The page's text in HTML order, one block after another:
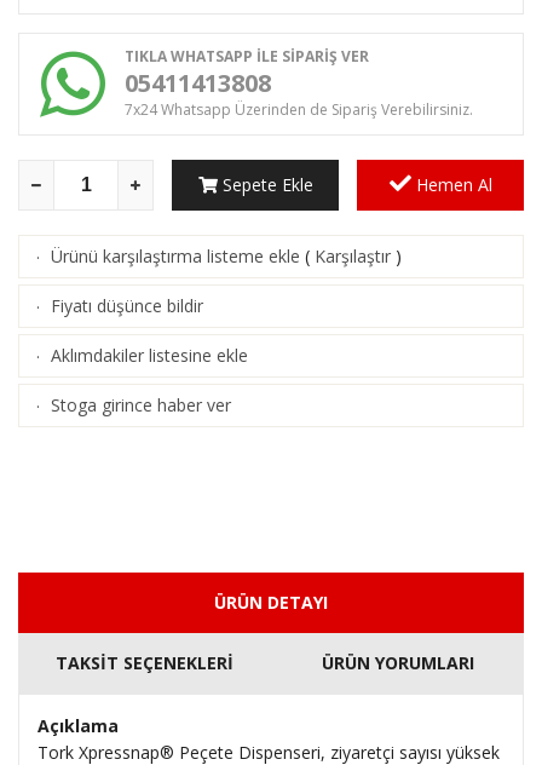
TIKLA WHATSAPP İLE SİPARİŞ VER
05411413808
7x24 Whatsapp Üzerinden de Sipariş Verebilirsiniz.
Sepete Ekle Hemen Al
· Ürünü karşılaştırma listeme ekle ( Karşılaştır )
· Fiyatı düşünce bildir
· Aklımdakiler listesine ekle
· Stoga girince haber ver
ÜRÜN DETAYI
TAKSİT SEÇENEKLERİ ÜRÜN YORUMLARI
Açıklama
Tork Xpressnap® Peçete Dispenseri, ziyaretçi sayısı yüksek